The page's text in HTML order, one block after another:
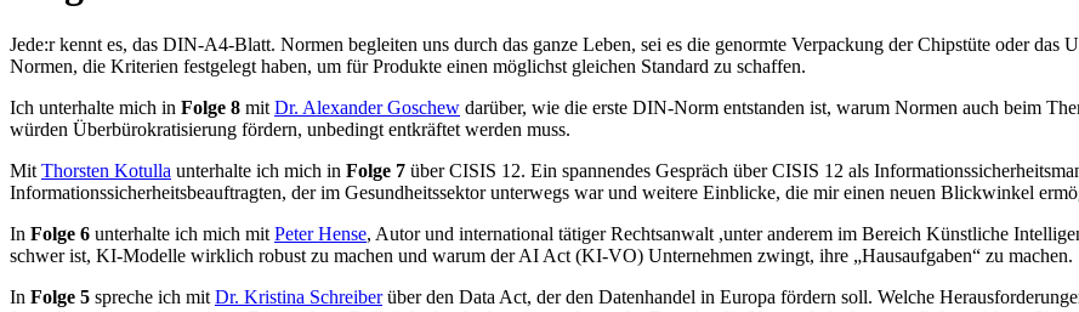
Jede:r kennt es, das DIN-A4-Blatt. Normen begleiten uns durch das ganze Leben, sei es die genormte Verpackung der Chipstüte oder
Normen, die Kriterien festgelegt haben, um für Produkte einen möglichst gleichen Standard zu schaffen.
Ich unterhalte mich in Folge 8 mit Dr. Alexander Goschew darüber, wie die erste DIN-Norm entstanden ist, warum Normen auch beim
würden Überbürokratisierung fördern, unbedingt entkräftet werden muss.
Mit Thorsten Kotulla unterhalte ich mich in Folge 7 über CISIS 12. Ein spannendes Gespräch über CISIS 12 als
Informationssicherheitsbeauftragten, der im Gesundheitssektor unterwegs war und weitere Einblicke, die mir einen neuen Blickwinkel
In Folge 6 unterhalte ich mich mit Peter Hense, Autor und international tätiger Rechtsanwalt ,unter anderem im Bereich Künstliche
schwer ist, KI-Modelle wirklich robust zu machen und warum der AI Act (KI-VO) Unternehmen zwingt, ihre „Hausaufgaben“ zu machen.
In Folge 5 spreche ich mit Dr. Kristina Schreiberüber den Data Act, der den Datenhandel in Europa fördern soll. Welche